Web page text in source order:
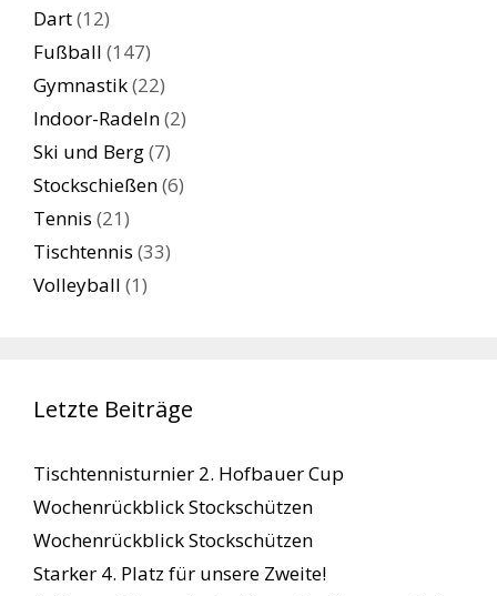
Dart(12)
Fußball (147)
Gymnastik(22)
Indoor-Radeln(2)
Ski und Berg(7)
Stockschießen(6)
Tennis (21)
Tischtennis (33)
Volleyball (1)
Letzte Beiträge
Tischtennisturnier 2. Hofbauer Cup
Wochenrückblick Stockschützen
Wochenrückblick Stockschützen
Starker 4. Platz für unsere Zweite!